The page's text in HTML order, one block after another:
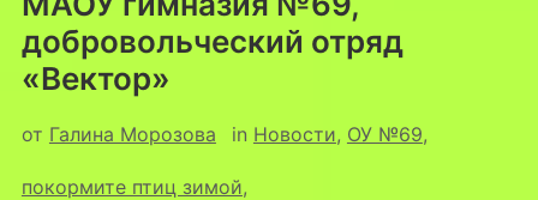
добровольческий отряд
«Вектор»
от Галина Морозова in Новости, ОУ №69,
покормите птиц зимой,